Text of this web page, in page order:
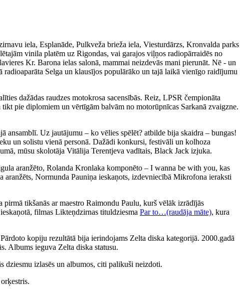
iela, Esplanāde, Pulkveža brieža iela, Viesturdārzs, Kronvalda parks
vinila platēm uz Rigondas, vai garajos viļņos radiopārraidēs no
Kr. Barona ielas salonā, mammai neizdevās mani pierunāt. Nē - un
Selga un klausījos populārāko un tajā laikā vienīgo raidījumu
dažādas raudzes motokrosa sacensībās. Reiz, LPSR čempionāta
pie diplomiem un vērtīgām balvām no motorūpnīcas Sarkanā zvaigzne.
ansamblī. Uz jautājumu – ko vēlies spēlēt? atbilde bija skaidra – bungas!
un solistu vienā personā. Dažādi konkursi, festivāli un kolhoza
mūsu skolotāja Vitālija Terentjeva vadītais, Black Jack izjuka.
aranžēto, Rolanda Kronlaka komponēto – I wanna be with you, kas
Normunda Pauniņa ieskaņots, izdevniecībā Mikrofona ieraksti
tikšanās ar maestro Raimondu Paulu, kurš vēlāk izrādījās
filmas Likteņdzirnas tituldziesma Par to…(raudāja māte), kura
kopiju rezultātā bija ierindojams Zelta diska kategorijā. 2000.gadā
Albums ieguva Zelta diska statusu.
dziesmu izlasēs un albumos, citi palikuši neizdoti.